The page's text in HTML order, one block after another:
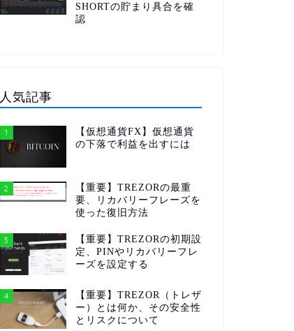
SHORTの貯まり具合を確
認
人気記事
1
【仮想通貨FX】仮想通貨
の下落で利益を出すには
2
【重要】TREZORの最重
要、リカバリーフレーズを
使った復旧方法
3
【重要】TREZORの初期設
定、PINやリカバリーフレ
ーズを設定する
4
【重要】TREZOR（トレザ
ー）とは何か、その安全性
とリスクについて